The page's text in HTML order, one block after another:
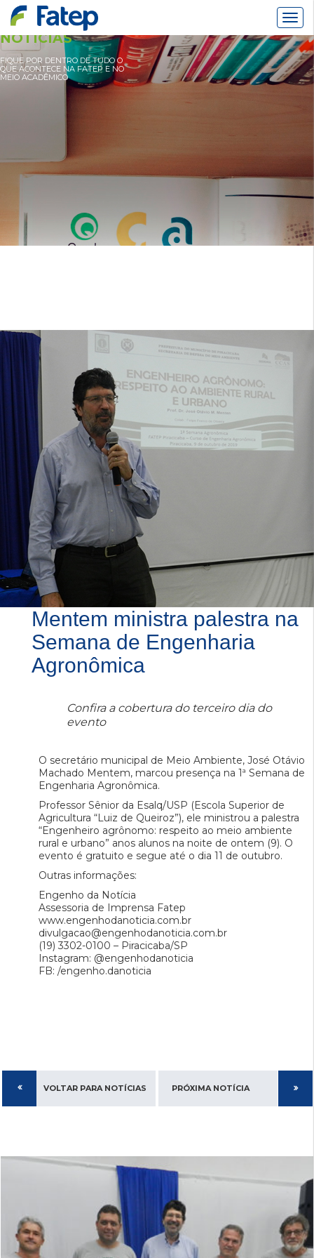
NOTÍCIAS
FIQUE POR DENTRO DE TUDO O
QUE ACONTECE NA FATEP E NO
MEIO ACADÊMICO
Mentem ministra palestra na
Semana de Engenharia
Agronômica
Confira a cobertura do terceiro dia do
evento
O secretário municipal de Meio Ambiente, José Otávio
Machado Mentem, marcou presença na 1ª Semana de
Engenharia Agronômica.
Professor Sênior da Esalq/USP (Escola Superior de
Agricultura “Luiz de Queiroz”), ele ministrou a palestra
“Engenheiro agrônomo: respeito ao meio ambiente
rural e urbano” anos alunos na noite de ontem (9). O
evento é gratuito e segue até o dia 11 de outubro.
Outras informações:
Engenho da Notícia
Assessoria de Imprensa Fatep
www.engenhodanoticia.com.br
divulgacao@engenhodanoticia.com.br
(19) 3302-0100 – Piracicaba/SP
Instagram: @engenhodanoticia
FB: /engenho.danoticia
VOLTAR PARA NOTÍCIAS PRÓXIMA NOTÍCIA